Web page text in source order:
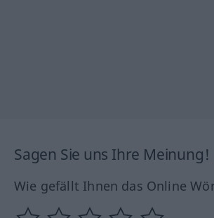
Sagen Sie uns Ihre Meinung!
Wie gefällt Ihnen das Online